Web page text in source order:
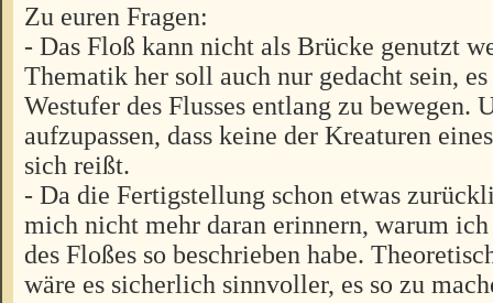
Zu euren Fragen:
- Das Floß kann nicht als Brücke genutzt
Thematik her soll auch nur gedacht sein,
Westufer des Flusses entlang zu bewegen.
aufzupassen, dass keine der Kreaturen
sich reißt.
- Da die Fertigstellung schon etwas
mich nicht mehr daran erinnern, warum
des Floßes so beschrieben habe.
wäre es sicherlich sinnvoller, es so zu